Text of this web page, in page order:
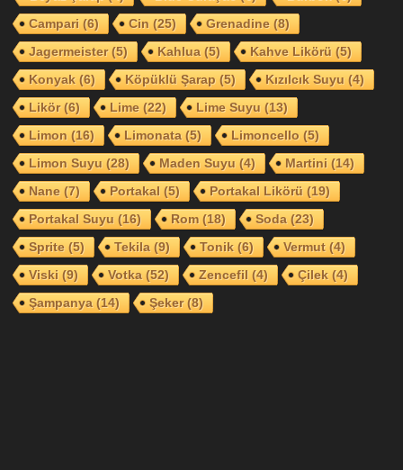
Campari(6) Cin(25) Grenadine(8)
Jagermeister(5) Kahlua(5) Kahve Likörü(5)
Konyak(6) Köpüklü Şarap(5) Kızılcık Suyu(4)
Likör(6) Lime(22) Lime Suyu(13)
Limon(16) Limonata(5) Limoncello(5)
Limon Suyu(28) Maden Suyu(4) Martini(14)
Nane(7) Portakal(5) Portakal Likörü(19)
Portakal Suyu(16) Rom(18) Soda(23)
Sprite(5) Tekila(9) Tonik(6) Vermut(4)
Viski(9) Votka(52) Zencefil(4) Çilek(4)
Şampanya(14) Şeker(8)